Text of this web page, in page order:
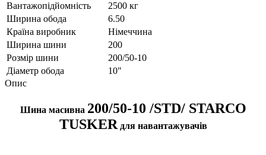
Вантажопідйомність
2500 кг
Ширина обода
6.50
Країна виробник
Німеччина
Ширина шини
200
Розмір шини
200/50-10
Діаметр обода
10"
Опис
Шина масивна 200/50-10 /STD/ STARCO
TUSKER для навантажувачів